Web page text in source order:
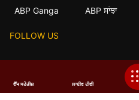
ABP Ganga
ABP ਸਾਂਝਾ
FOLLOW US
This website follows the
DNPA
Copyright@2026. All rights
ਵੈੱਬ ਸਟੋਰੀਜ਼ ਲਾਈਵ ਟੀਵੀ
We use cookies to improve
you agree to our use of